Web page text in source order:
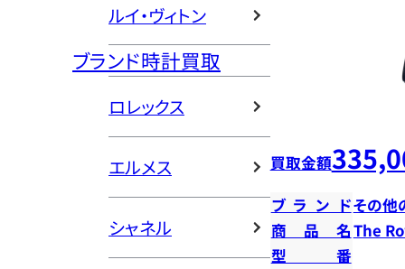
ルイ・ヴィトン
ブランド時計買取
ロレックス
エルメス
シャネル
買取金額
ブランドその他
商品名The
型番